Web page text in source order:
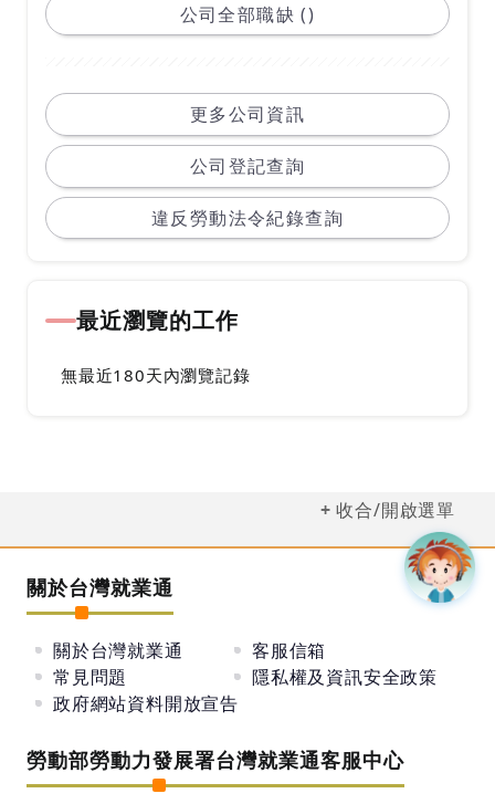
公司全部職缺 ()
更多公司資訊
公司登記查詢
違反勞動法令紀錄查詢
最近瀏覽的工作
無最近180天內瀏覽記錄
收合/開啟選單
關於台灣就業通
關於台灣就業通
客服信箱
常見問題
隱私權及資訊安全政策
政府網站資料開放宣告
勞動部勞動力發展署台灣就業通客服中心